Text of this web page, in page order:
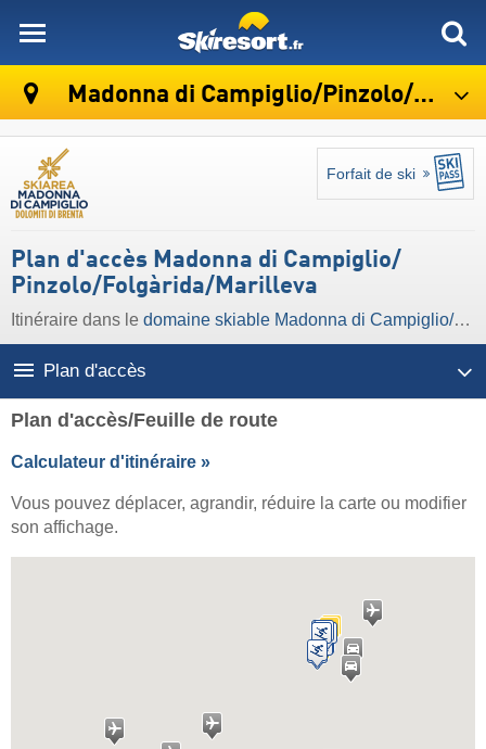
Madonna di Campiglio/​Pinzolo/​Folgàrida/​Marilleva
Forfait de ski
Plan d'accès Madonna di Campiglio/​
Pinzolo/​Folgàrida/​Marilleva
Itinéraire dans le domaine skiable Madonna di Campiglio/​Pinzolo/​Folgàrida/​Marilleva
Plan d'accès
Plan d'accès/Feuille de route
Calculateur d'itinéraire »
Vous pouvez déplacer, agrandir, réduire la carte ou modifier
son affichage.